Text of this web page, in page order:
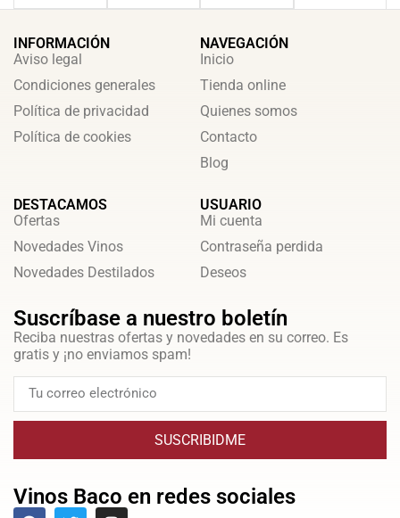
INFORMACIÓN
Aviso legal
Condiciones generales
Política de privacidad
Política de cookies
NAVEGACIÓN
Inicio
Tienda online
Quienes somos
Contacto
Blog
DESTACAMOS
Ofertas
Novedades Vinos
Novedades Destilados
USUARIO
Mi cuenta
Contraseña perdida
Deseos
Suscríbase a nuestro boletín
Reciba nuestras ofertas y novedades en su correo. Es
gratis y ¡no enviamos spam!
SUSCRIBIDME
Vinos Baco en redes sociales